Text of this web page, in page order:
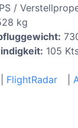
/
kg
105
FlightRadar